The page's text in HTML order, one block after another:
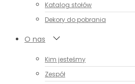
Katalog stołów
Dekory do pobrania
O nas
Kim jesteśmy
Zespół